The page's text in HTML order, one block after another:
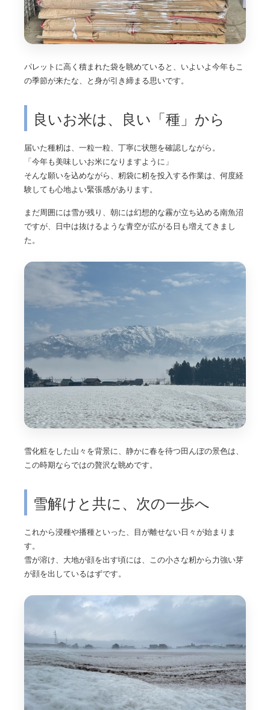
パレットに高く積まれた袋を眺めていると、いよいよ今年もこ
の季節が来たな、と身が引き締まる思いです。
良いお米は、良い「種」から
届いた種籾は、一粒一粒、丁寧に状態を確認しながら。
「今年も美味しいお米になりますように」
そんな願いを込めながら、籾袋に籾を投入する作業は、何度経
験しても心地よい緊張感があります。
まだ周囲には雪が残り、朝には幻想的な霧が立ち込める南魚沼
ですが、日中は抜けるような青空が広がる日も増えてきまし
た。
雪化粧をした山々を背景に、静かに春を待つ田んぼの景色は、
この時期ならではの贅沢な眺めです。
雪解けと共に、次の一歩へ
これから浸種や播種といった、目が離せない日々が始まりま
す。
雪が溶け、大地が顔を出す頃には、この小さな籾から力強い芽
が顔を出しているはずです。